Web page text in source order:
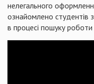
нелегального
ознайомлено студентів
в процесі пошуку